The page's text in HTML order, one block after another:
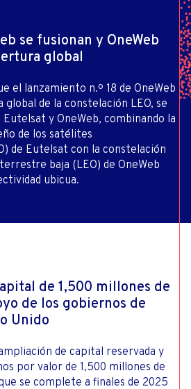
se fusionan y OneWeb
global
el lanzamiento n.º 18 de OneWeb
de la constelación LEO, se
y OneWeb, combinando la
de los satélites
de Eutelsat con la constelación
baja (LEO) de OneWeb
ubicua.
de 1,500 millones de
de los gobiernos de
Unido
de capital reservada y
por valor de 1,500 millones de
se complete a finales de 2025